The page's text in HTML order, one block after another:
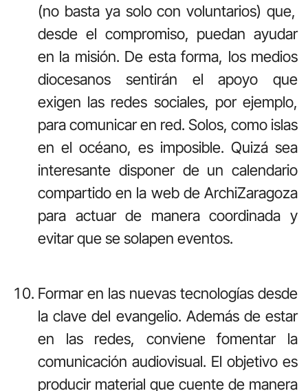
(no basta ya solo con voluntarios) que,
desde el compromiso, puedan ayudar
en la misión. De esta forma, los medios
diocesanos sentirán el apoyo que
exigen las redes sociales, por ejemplo,
para comunicar en red. Solos, como islas
en el océano, es imposible. Quizá sea
interesante disponer de un calendario
compartido en la web de ArchiZaragoza
para actuar de manera coordinada y
evitar que se solapen eventos.
Formar en las nuevas tecnologías desde
la clave del evangelio. Además de estar
en las redes, conviene fomentar la
comunicación audiovisual. El objetivo es
producir material que cuente de manera